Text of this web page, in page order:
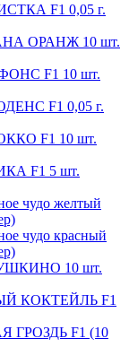
F1 0,05 г.
ОРАНЖ 10 шт.
F1 10 шт.
F1 0,05 г.
F1 10 шт.
F1 5 шт.
чудо желтый
чудо красный
10 шт.
КОКТЕЙЛЬ F1
ГРОЗДЬ F1 (10